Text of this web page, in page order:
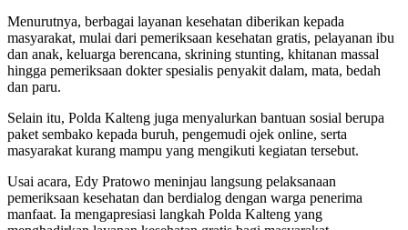
Menurutnya, berbagai layanan kesehatan diberikan kepada
masyarakat, mulai dari pemeriksaan kesehatan gratis, pelayanan ibu
dan anak, keluarga berencana, skrining stunting, khitanan massal
hingga pemeriksaan dokter spesialis penyakit dalam, mata, bedah
dan paru.
Selain itu, Polda Kalteng juga menyalurkan bantuan sosial berupa
paket sembako kepada buruh, pengemudi ojek online, serta
masyarakat kurang mampu yang mengikuti kegiatan tersebut.
Usai acara, Edy Pratowo meninjau langsung pelaksanaan
pemeriksaan kesehatan dan berdialog dengan warga penerima
manfaat. Ia mengapresiasi langkah Polda Kalteng yang